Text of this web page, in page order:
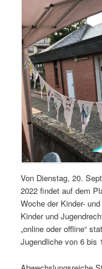
Von Dienstag, 20.
2022 findet auf dem
Woche der Kinder-
Kinder und
„online oder offline“
Jugendliche von 6 bis